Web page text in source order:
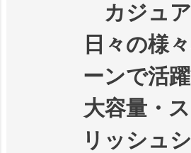
カジュ
日々の様
ーンで活
大容量・
リッシュ